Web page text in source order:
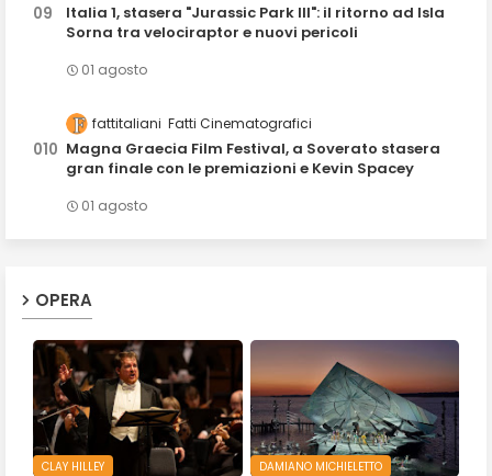
Italia 1, stasera "Jurassic Park III": il ritorno ad Isla
Sorna tra velociraptor e nuovi pericoli
01 agosto
fattitaliani Fatti Cinematografici
Magna Graecia Film Festival, a Soverato stasera
gran finale con le premiazioni e Kevin Spacey
01 agosto
OPERA
CLAY HILLEY DAMIANO MICHIELETTO